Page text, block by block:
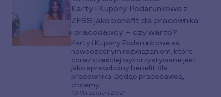
Karty i Kupony Podarunkowe z
ZFŚS jako benefit dla pracownika
i pracodawcy – czy warto?
Karty i Kupony Podarunkowe są
nowoczesnym rozwiązaniem, które
coraz częściej wykorzystywane jest
jako sprawdzony benefit dla
pracownika. Będąc pracodawcą,
chcemy...
10 Wrzesień 2021